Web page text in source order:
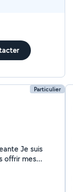
Particulier
Je suis
offrir mes
faire vos